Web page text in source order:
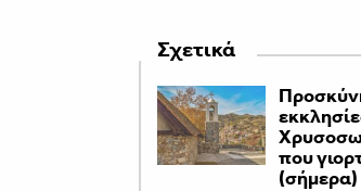
Σχετικά
που
(σήμερα)